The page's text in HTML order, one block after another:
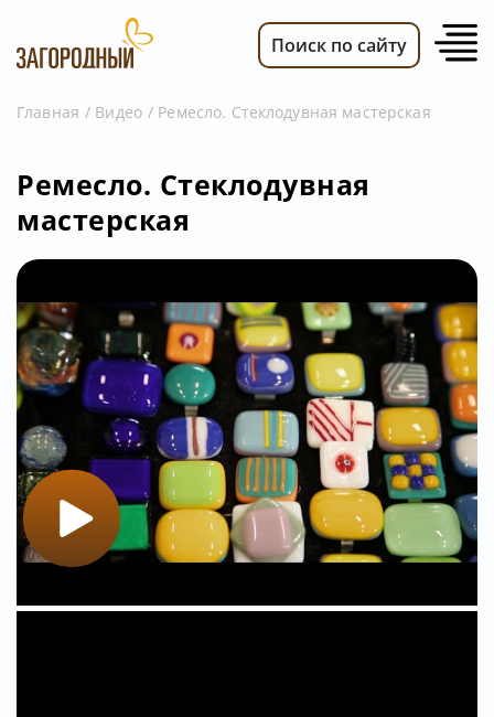
НОВОСТИ
ТЕЛЕПРОГРАММА
РЕКЛАМОДАТЕЛЯМ
Поиск по сайту
Главная Видео Ремесло. Стеклодувная мастерская
Ремесло. Стеклодувная
мастерская